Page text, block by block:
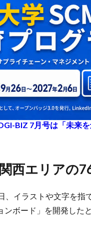
BIZ 7月号は「未来
関西エリアの
、イラストや文字を指
ンボード」を開発した